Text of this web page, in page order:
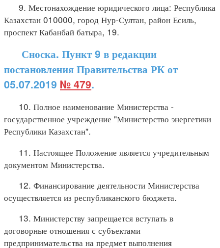
9. Местонахождение юридического лица: Республика
Казахстан 010000, город Нур-Султан, район Есиль,
проспект Кабанбай батыра, 19.
Сноска. Пункт 9 в редакции
постановления Правительства РК от
05.07.2019 № 479.
10. Полное наименование Министерства -
государственное учреждение "Министерство энергетики
Республики Казахстан".
11. Настоящее Положение является учредительным
документом Министерства.
12. Финансирование деятельности Министерства
осуществляется из республиканского бюджета.
13. Министерству запрещается вступать в
договорные отношения с субъектами
предпринимательства на предмет выполнения